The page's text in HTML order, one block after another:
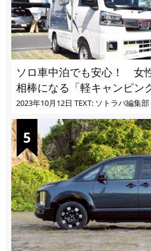
ソロ車中泊でも安心！ 女
相棒になる「軽キャンピン
ばかり
2023年10月12日 TEXT: ソトラバ編集部